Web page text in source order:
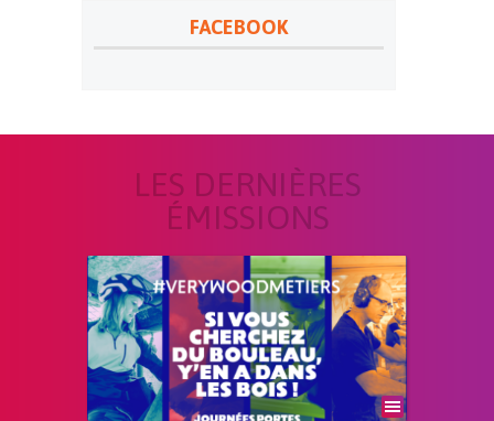
FACEBOOK
LES DERNIÈRES
ÉMISSIONS